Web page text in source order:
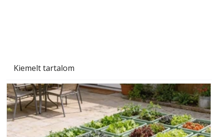
Kiemelt tartalom